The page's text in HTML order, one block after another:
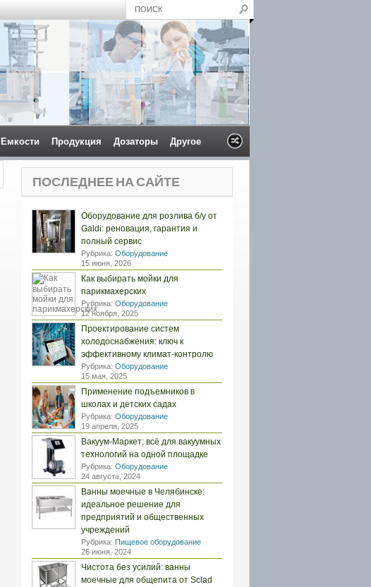
Емкости Продукция Дозаторы Другое
ПОСЛЕДНЕЕ НА САЙТЕ
Оборудование для розлива б/у от
Galdi: реновация, гарантия и
полный сервис
Рубрика: Оборудование
15 июня, 2026
Как выбирать мойки для
парикмахерских
Рубрика: Оборудование
12 ноября, 2025
Проектирование систем
холодоснабжения: ключ к
эффективному климат-контролю
Рубрика: Оборудование
15 мая, 2025
Применение подъемников в
школах и детских садах
Рубрика: Оборудование
19 апреля, 2025
Вакуум-Маркет: всё для вакуумных
технологий на одной площадке
Рубрика: Оборудование
24 августа, 2024
Ванны моечные в Челябинске:
идеальное решение для
предприятий и общественных
учреждений
Рубрика: Пищевое оборудование
26 июня, 2024
Чистота без усилий: ванны
моечные для общепита от Sclad